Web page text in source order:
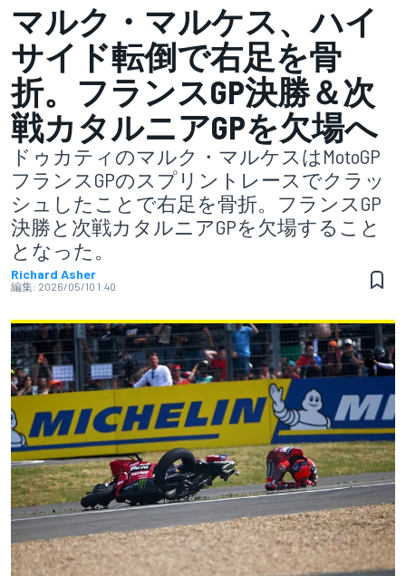
マルク・マルケス、ハイ
サイド転倒で右足を骨
折。フランスGP決勝＆次
戦カタルニアGPを欠場へ
ドゥカティのマルク・マルケスはMotoGP
フランスGPのスプリントレースでクラッ
シュしたことで右足を骨折。フランスGP
決勝と次戦カタルニアGPを欠場すること
となった。
Richard Asher
編集: 2026/05/10 1:40